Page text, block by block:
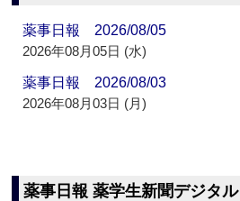
薬事日報 2026/08/05
2026年08月05日 (水)
薬事日報 2026/08/03
2026年08月03日 (月)
薬事日報 薬学生新聞デジタル